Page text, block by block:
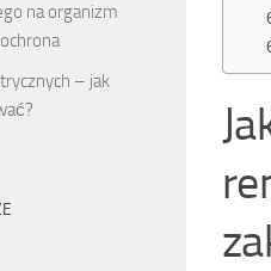
na organizm
– jak